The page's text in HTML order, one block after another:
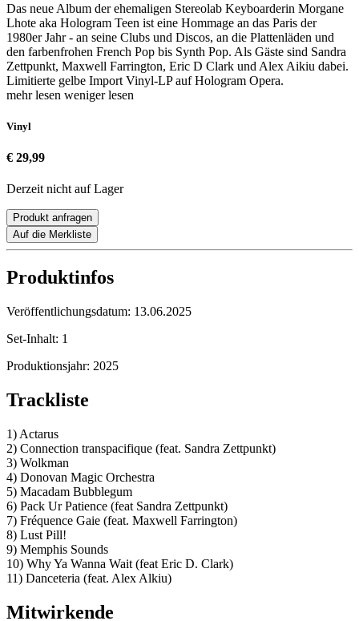
Das neue Album der ehemaligen Stereolab Keyboarderin Morgane
Lhote aka Hologram Teen ist eine Hommage an das Paris der
1980er Jahr - an seine Clubs und Discos, an die Plattenläden und
den farbenfrohen French Pop bis Synth Pop. Als Gäste sind Sandra
Zettpunkt, Maxwell Farrington, Eric D Clark und Alex Aikiu dabei.
Limitierte gelbe Import Vinyl-LP auf Hologram Opera.
mehr lesen weniger lesen
Vinyl
€ 29,99
Derzeit nicht auf Lager
Produkt anfragen
Auf die Merkliste
Produktinfos
Veröffentlichungsdatum: 13.06.2025
Set-Inhalt: 1
Produktionsjahr: 2025
Trackliste
1) Actarus
2) Connection transpacifique (feat. Sandra Zettpunkt)
3) Wolkman
4) Donovan Magic Orchestra
5) Macadam Bubblegum
6) Pack Ur Patience (feat Sandra Zettpunkt)
7) Fréquence Gaie (feat. Maxwell Farrington)
8) Lust Pill!
9) Memphis Sounds
10) Why Ya Wanna Wait (feat Eric D. Clark)
11) Danceteria (feat. Alex Alkiu)
Mitwirkende